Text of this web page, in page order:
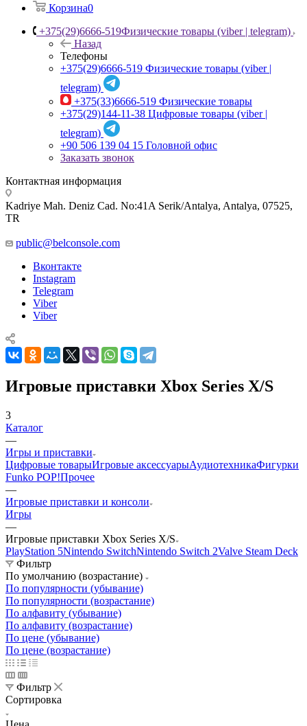
Корзина0
+375(29)6666-519Физические товары (viber | telegram)
Назад
Телефоны
+375(29)6666-519 Физические товары (viber |
telegram)
+375(33)6666-519 Физические товары
+375(29)144-11-38 Цифровые товары (viber |
telegram)
+90 506 139 04 15 Головной офис
Заказать звонок
Контактная информация
Kadriye Mah. Deniz Cad. No:41A Serik/Antalya, Antalya, 07525,
TR
public@belconsole.com
Вконтакте
Instagram
Telegram
Viber
Viber
Игровые приставки Xbox Series X/S
3
Каталог
—
Игры и приставки
Цифровые товарыИгровые аксессуарыАудиотехникаФигурки
Funko POP!Прочее
—
Игровые приставки и консоли
Игры
—
Игровые приставки Xbox Series X/S
PlayStation 5Nintendo SwitchNintendo Switch 2Valve Steam Deck
Фильтр
По умолчанию (возрастание)
По популярности (убывание)
По популярности (возрастание)
По алфавиту (убывание)
По алфавиту (возрастание)
По цене (убывание)
По цене (возрастание)
Фильтр
Сортировка